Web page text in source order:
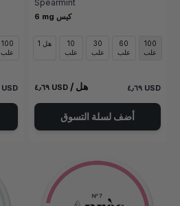
100
علب
٤٫٢٩ USD
Spearmint
6 mg كيس
1 هل
10
علب
30
علب
60
علب
100
علب
٤٫٦٩ USD / هل ٤٫٦٩ USD
أضف لسلة التسوق